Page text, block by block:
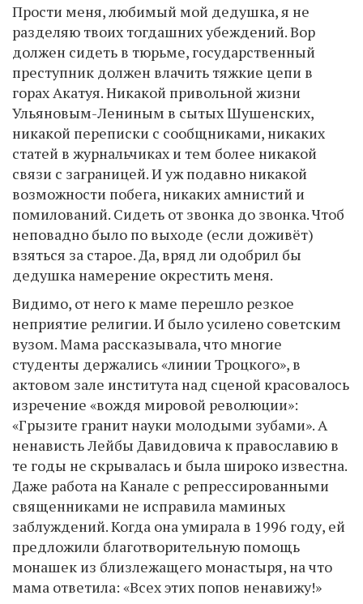
Прости меня, любимый мой дедушка, я не
разделяю твоих тогдашних убеждений. Вор
должен сидеть в тюрьме, государственный
преступник должен влачить тяжкие цепи в
горах Акатуя. Никакой привольной жизни
Ульяновым-Лениным в сытых Шушенских,
никакой переписки с сообщниками, никаких
статей в журнальчиках и тем более никакой
связи с заграницей. И уж подавно никакой
возможности побега, никаких амнистий и
помилований. Сидеть от звонка до звонка. Чтоб
неповадно было по выходе (если доживёт)
взяться за старое. Да, вряд ли одобрил бы
дедушка намерение окрестить меня.
Видимо, от него к маме перешло резкое
неприятие религии. И было усилено советским
вузом. Мама рассказывала, что многие
студенты держались «линии Троцкого», в
актовом зале института над сценой красовалось
изречение «вождя мировой революции»:
«Грызите гранит науки молодыми зубами». А
ненависть Лейбы Давидовича к православию в
те годы не скрывалась и была широко известна.
Даже работа на Канале с репрессированными
священниками не исправила маминых
заблуждений. Когда она умирала в 1996 году, ей
предложили благотворительную помощь
монашек из близлежащего монастыря, на что
мама ответила: «Всех этих попов ненавижу!»